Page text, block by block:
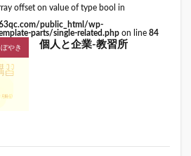
offset on value of type bool in
public_html/wp-
parts/single-related.php on line 84
ぼやき 個人と企業-教習所